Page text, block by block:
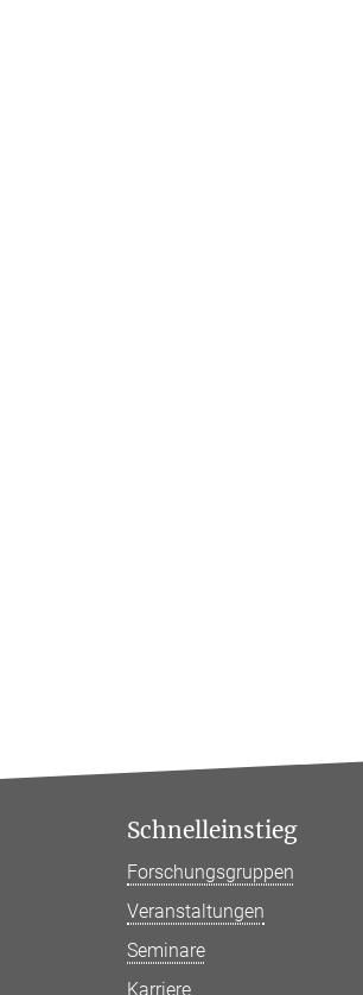
Schnelleinstieg
Forschungsgruppen
Veranstaltungen
Seminare
Karriere